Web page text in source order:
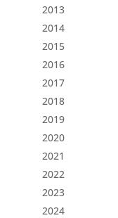
2013
2014
2015
2016
2017
2018
2019
2020
2021
2022
2023
2024